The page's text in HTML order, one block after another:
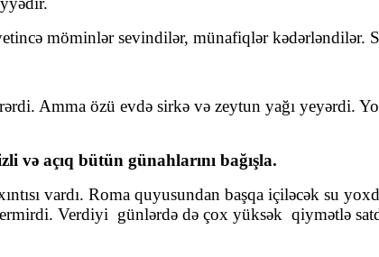
möminlər sevindilər, münafiqlər kədərləndilər.
Amma özü evdə sirkə və zeytun yağı yeyərdi.
və açıq bütün günahlarını bağışla.
vardı. Roma quyusundan başqa içiləcək su
Verdiyi günlərdə də çox yüksək qiymətlə